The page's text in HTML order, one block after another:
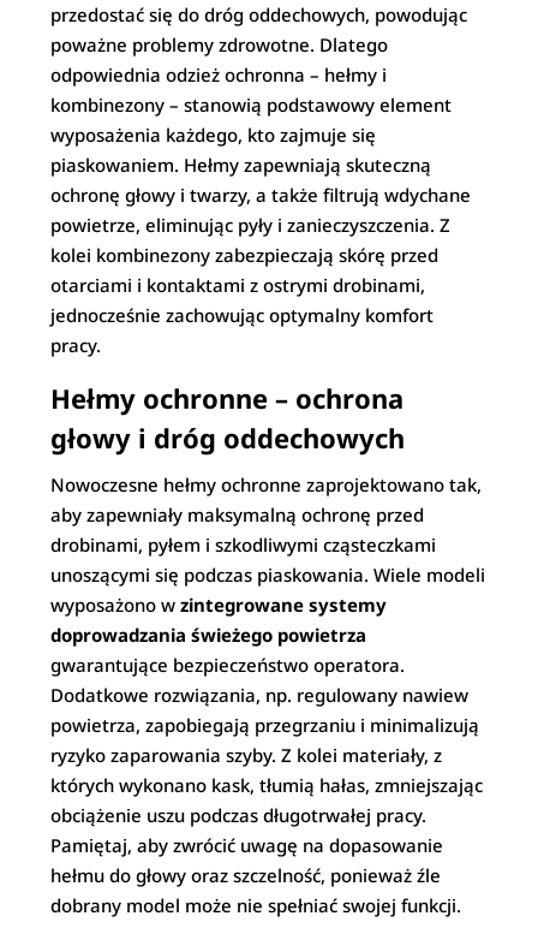
przedostać się do dróg oddechowych, powodując
poważne problemy zdrowotne. Dlatego
odpowiednia odzież ochronna – hełmy i
kombinezony – stanowią podstawowy element
wyposażenia każdego, kto zajmuje się
piaskowaniem. Hełmy zapewniają skuteczną
ochronę głowy i twarzy, a także filtrują wdychane
powietrze, eliminując pyły i zanieczyszczenia. Z
kolei kombinezony zabezpieczają skórę przed
otarciami i kontaktami z ostrymi drobinami,
jednocześnie zachowując optymalny komfort
pracy.
Hełmy ochronne – ochrona
głowy i dróg oddechowych
Nowoczesne hełmy ochronne zaprojektowano tak,
aby zapewniały maksymalną ochronę przed
drobinami, pyłem i szkodliwymi cząsteczkami
unoszącymi się podczas piaskowania. Wiele modeli
wyposażono wzintegrowane systemy
doprowadzania świeżego powietrza
gwarantujące bezpieczeństwo operatora.
Dodatkowe rozwiązania, np. regulowany nawiew
powietrza, zapobiegają przegrzaniu i minimalizują
ryzyko zaparowania szyby. Z kolei materiały, z
których wykonano kask, tłumią hałas, zmniejszając
obciążenie uszu podczas długotrwałej pracy.
Pamiętaj, aby zwrócić uwagę na dopasowanie
hełmu do głowy oraz szczelność, ponieważ źle
dobrany model może nie spełniać swojej funkcji.